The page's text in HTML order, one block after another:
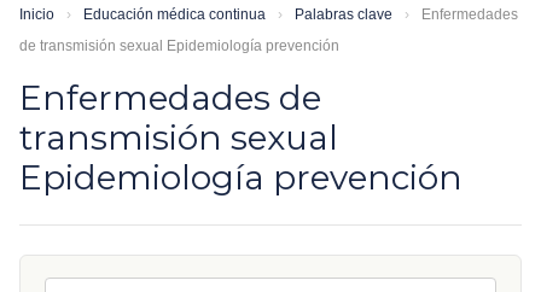
Inicio › Educación médica continua › Palabras clave ›
Enfermedades
de transmisión sexual Epidemiología prevención
Enfermedades de
transmisión sexual
Epidemiología prevención